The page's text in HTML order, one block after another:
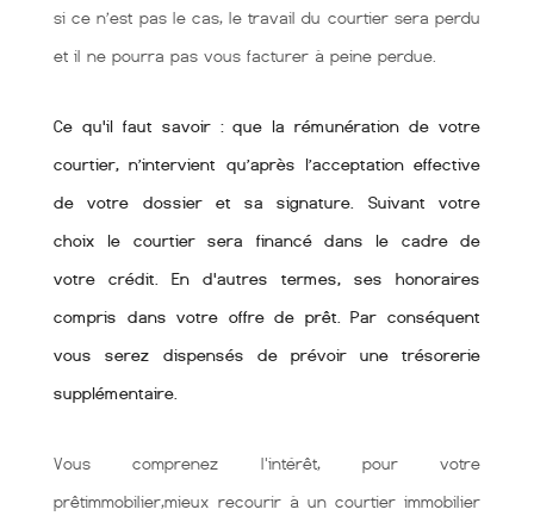
si ce n’est pas le cas, le travail du courtier sera perdu
et il ne pourra pas vous facturer à peine perdue.
Ce qu'il faut savoir : que la rémunération de votre
courtier, n’intervient qu’après l’acceptation effective
de votre dossier et sa signature. Suivant votre
choix le courtier sera financé dans le cadre de
votre crédit. En d'autres termes, ses honoraires
compris dans votre offre de prêt. Par conséquent
vous serez dispensés de prévoir une trésorerie
supplémentaire.
Vous comprenez l'intérêt, pour votre
prêtimmobilier,mieux recourir à un courtier immobilier